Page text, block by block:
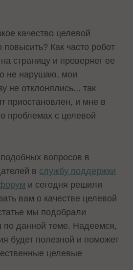
качество целевой
повысить? Как часто робот
страницу и проверяет ее
не нарушаю, мои
не отклонялись... так
приостановлен, и мне в
проблемах с целевой
вопросов в
в службу поддержки
и сегодня решили
вам о качестве целевой
мы подобрали
по данной теме. Надеемся,
будет полезной и поможет
целевые